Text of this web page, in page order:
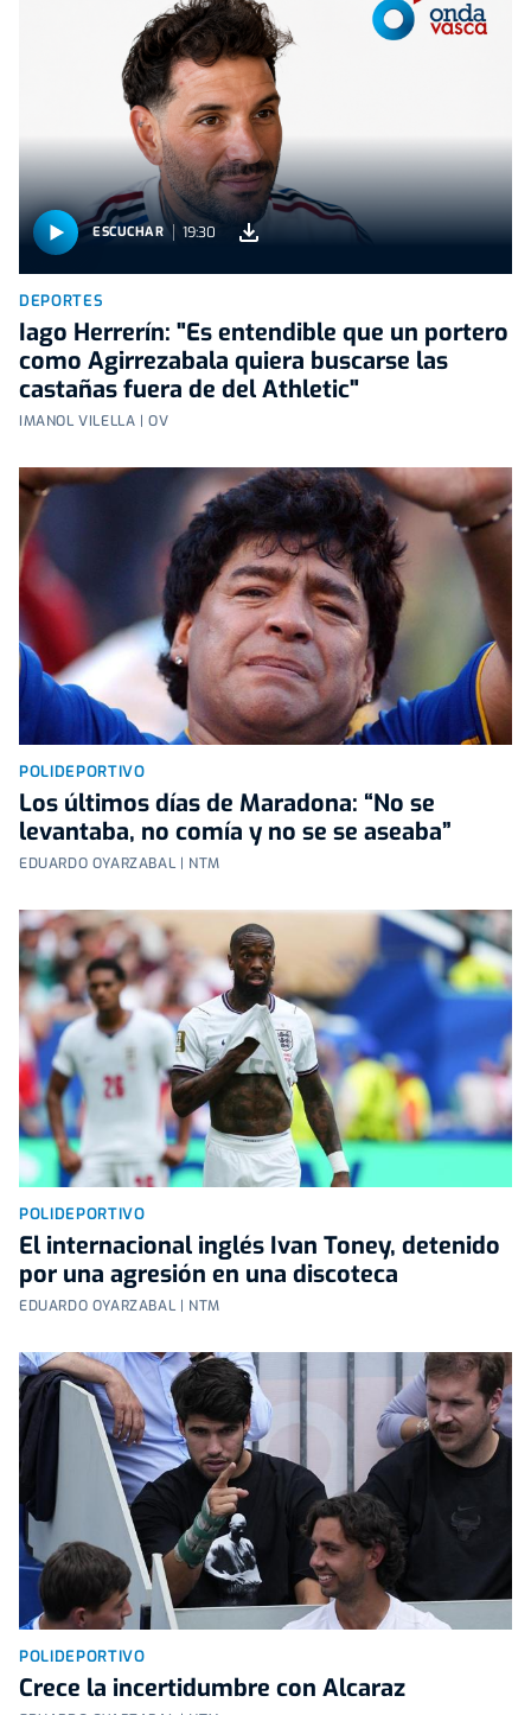
ESCUCHAR 19:30
DEPORTES
Iago Herrerín: "Es entendible que un portero
como Agirrezabala quiera buscarse las
castañas fuera de del Athletic"
IMANOL VILELLA | OV
POLIDEPORTIVO
Los últimos días de Maradona: “No se
levantaba, no comía y no se se aseaba”
EDUARDO OYARZABAL | NTM
POLIDEPORTIVO
El internacional inglés Ivan Toney, detenido
por una agresión en una discoteca
EDUARDO OYARZABAL | NTM
POLIDEPORTIVO
Crece la incertidumbre con Alcaraz